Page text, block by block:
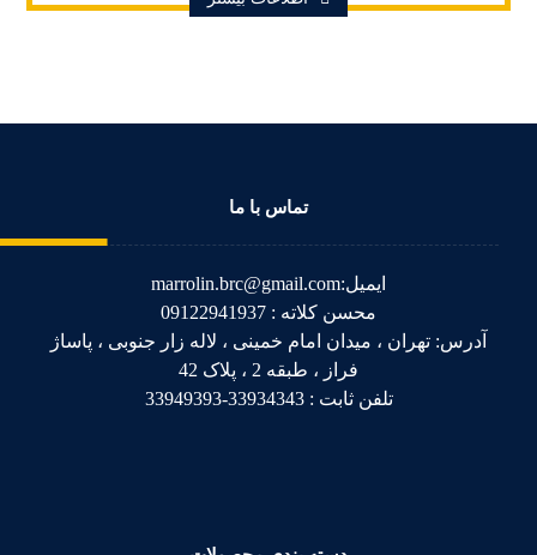
تماس با ما
ایمیل:marrolin.brc@gmail.com
محسن کلاته : 09122941937
آدرس: تهران ، میدان امام خمینی ، لاله زار جنوبی ، پاساژ
فراز ، طبقه 2 ، پلاک 42
تلفن ثابت : 33934343-33949393